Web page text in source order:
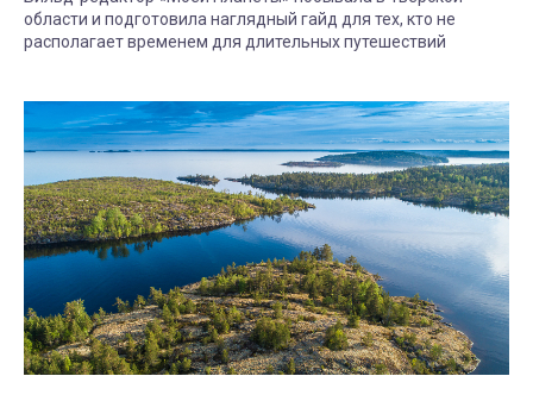
области и подготовила наглядный гайд для тех, кто не
располагает временем для длительных путешествий